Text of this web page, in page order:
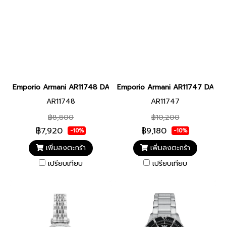
Emporio Armani AR11748 DARIO MEN 41MM นาฬิกาข้อมือ นาฬิกา
AR11748
฿8,800
฿7,920 -10%
เพิ่มลงตะกร้า
เปรียบเทียบ
Emporio Armani AR11747
AR11747
฿10,200
฿9,180 -10%
เพิ่มลงตะกร้า
เปรียบเทียบ